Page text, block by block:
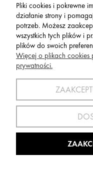
SPORT 2002 ||
Wszelkie Prawa
Wdrożenie:Agencja
Pliki cookies i pokrewne
działanie strony i
potrzeb. Możesz
wszystkich tych plików i
plików do swoich
Więcej o plikach cookies
prywatności.